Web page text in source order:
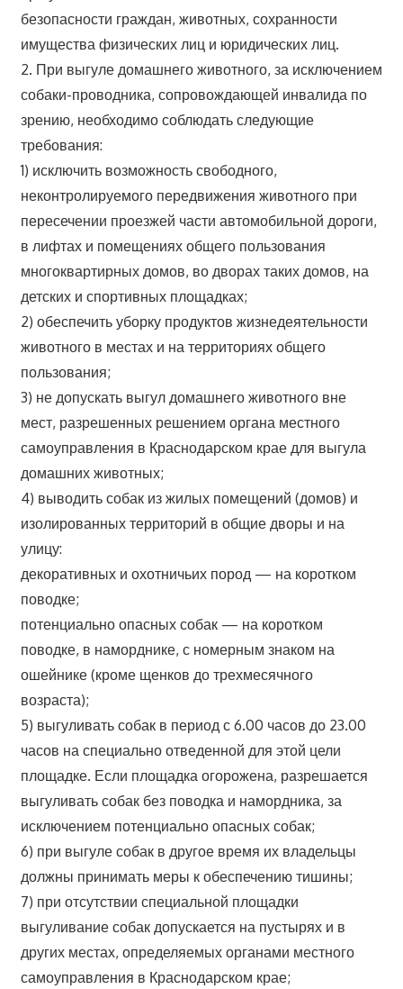
безопасности граждан, животных, сохранности
имущества физических лиц и юридических лиц.
2. При выгуле домашнего животного, за исключением
собаки-проводника, сопровождающей инвалида по
зрению, необходимо соблюдать следующие
требования:
1) исключить возможность свободного,
неконтролируемого передвижения животного при
пересечении проезжей части автомобильной дороги,
в лифтах и помещениях общего пользования
многоквартирных домов, во дворах таких домов, на
детских и спортивных площадках;
2) обеспечить уборку продуктов жизнедеятельности
животного в местах и на территориях общего
пользования;
3) не допускать выгул домашнего животного вне
мест, разрешенных решением органа местного
самоуправления в Краснодарском крае для выгула
домашних животных;
4) выводить собак из жилых помещений (домов) и
изолированных территорий в общие дворы и на
улицу:
декоративных и охотничьих пород — на коротком
поводке;
потенциально опасных собак — на коротком
поводке, в наморднике, с номерным знаком на
ошейнике (кроме щенков до трехмесячного
возраста);
5) выгуливать собак в период с 6.00 часов до 23.00
часов на специально отведенной для этой цели
площадке. Если площадка огорожена, разрешается
выгуливать собак без поводка и намордника, за
исключением потенциально опасных собак;
6) при выгуле собак в другое время их владельцы
должны принимать меры к обеспечению тишины;
7) при отсутствии специальной площадки
выгуливание собак допускается на пустырях и в
других местах, определяемых органами местного
самоуправления в Краснодарском крае;